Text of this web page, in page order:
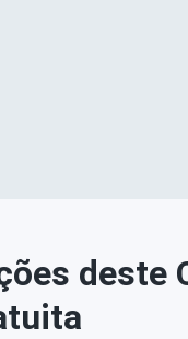
deste